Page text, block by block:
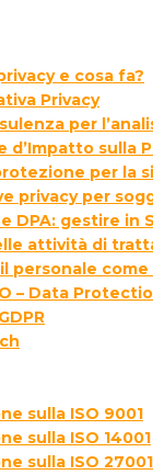
e cosa fa?
Privacy
per
d’Impatto sulla
per la
privacy per
DPA: gestire in
attività di
personale
– Data
sulla ISO 9001
sulla ISO 14001
sulla ISO